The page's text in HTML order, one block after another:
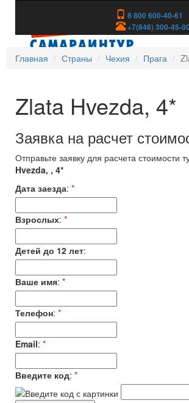
8 800 600-40-61
+7(846) 300-45-
Главная
Страны Чехия Прага
Zlata Hvezda, 4*
Заявка на расчет
Отправьте заявку для расчета стоимости
Hvezda, , 4*
Дата заезда: *
Взрослых: *
Детей до 12 лет:
Ваше имя: *
Телефон: *
Email: *
Введите код: *